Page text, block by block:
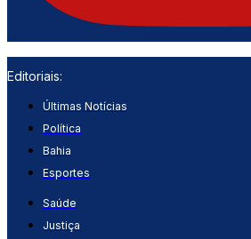
Editoriais:
Últimas Notícias
Política
Bahia
Esportes
Saúde
Justiça